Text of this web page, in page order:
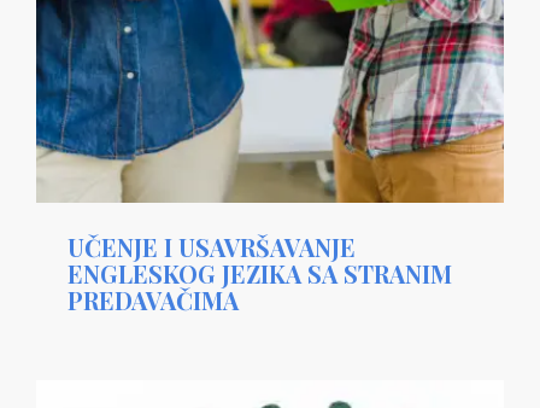
UČENJE I USAVRŠAVANJE
ENGLESKOG JEZIKA SA STRANIM
PREDAVAČIMA